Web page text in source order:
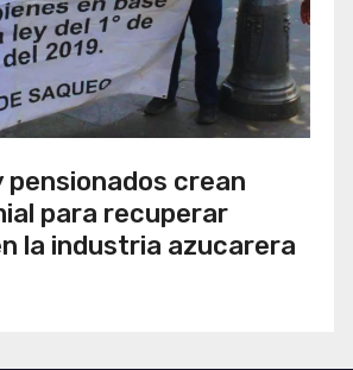
pensionados crean
para recuperar
la industria azucarera